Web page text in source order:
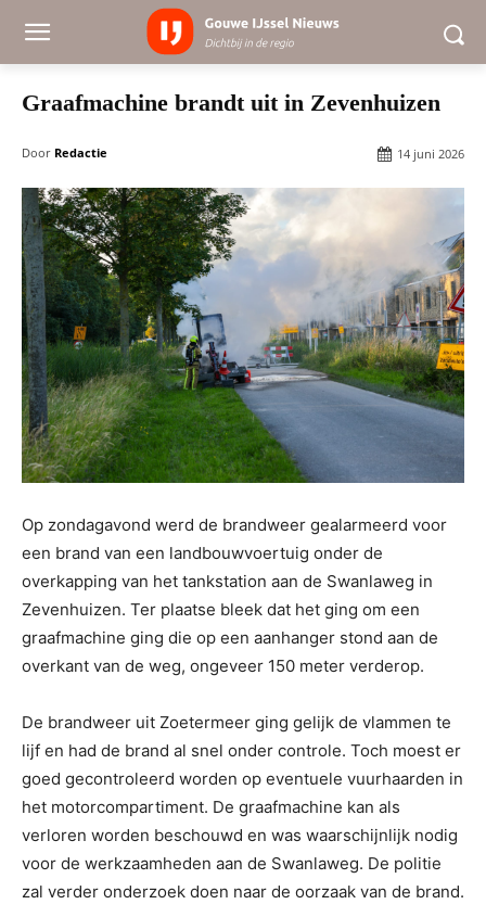
Graafmachine brandt uit in Zevenhuizen
Door Redactie 14 juni 2026
Op zondagavond werd de brandweer gealarmeerd voor
een brand van een landbouwvoertuig onder de
overkapping van het tankstation aan de Swanlaweg in
Zevenhuizen. Ter plaatse bleek dat het ging om een
graafmachine ging die op een aanhanger stond aan de
overkant van de weg, ongeveer 150 meter verderop.
De brandweer uit Zoetermeer ging gelijk de vlammen te
lijf en had de brand al snel onder controle. Toch moest er
goed gecontroleerd worden op eventuele vuurhaarden in
het motorcompartiment. De graafmachine kan als
verloren worden beschouwd en was waarschijnlijk nodig
voor de werkzaamheden aan de Swanlaweg. De politie
zal verder onderzoek doen naar de oorzaak van de brand.